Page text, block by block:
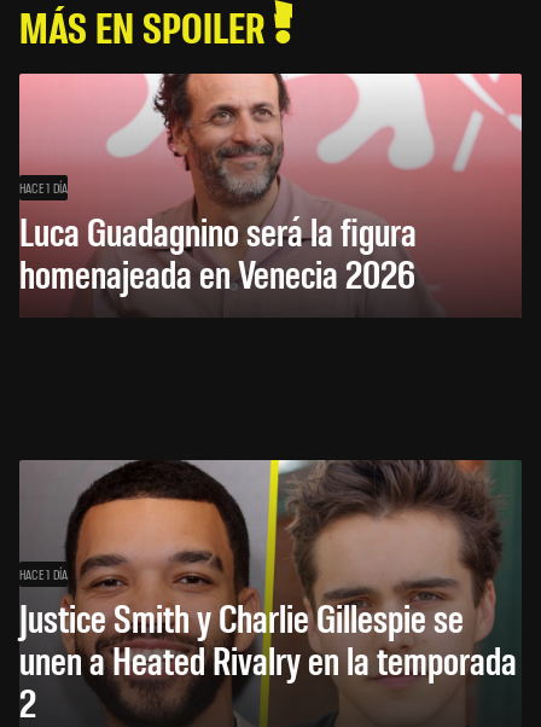
MÁS EN SPOILER
HACE 1 DÍA
Luca Guadagnino será la figura
homenajeada en Venecia 2026
HACE 1 DÍA
Justice Smith y Charlie Gillespie se
unen a Heated Rivalry en la temporada
2